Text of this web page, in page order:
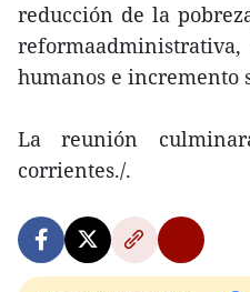
reducción de la
humanos e incremento
La reunión
corrientes./.